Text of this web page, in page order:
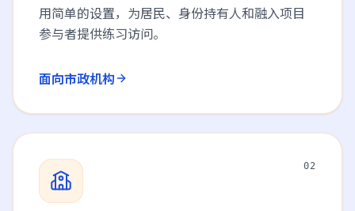
用简单的设置，为居民、身份持有人和融入项目
参与者提供练习访问。
面向市政机构
02